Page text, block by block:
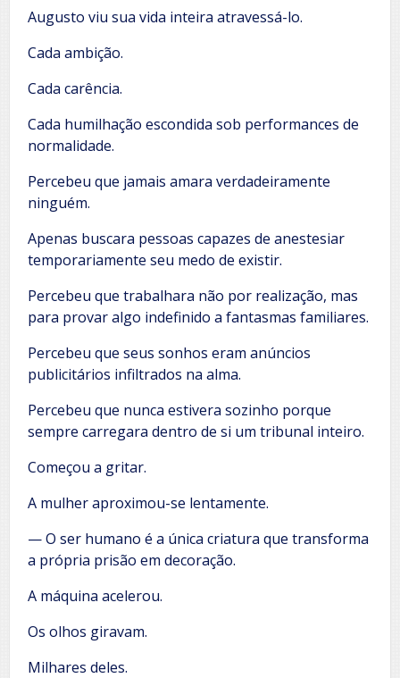
Augusto viu sua vida inteira atravessá-lo.
Cada ambição.
Cada carência.
Cada humilhação escondida sob performances de
normalidade.
Percebeu que jamais amara verdadeiramente
ninguém.
Apenas buscara pessoas capazes de anestesiar
temporariamente seu medo de existir.
Percebeu que trabalhara não por realização, mas
para provar algo indefinido a fantasmas familiares.
Percebeu que seus sonhos eram anúncios
publicitários infiltrados na alma.
Percebeu que nunca estivera sozinho porque
sempre carregara dentro de si um tribunal inteiro.
Começou a gritar.
A mulher aproximou-se lentamente.
— O ser humano é a única criatura que transforma
a própria prisão em decoração.
A máquina acelerou.
Os olhos giravam.
Milhares deles.